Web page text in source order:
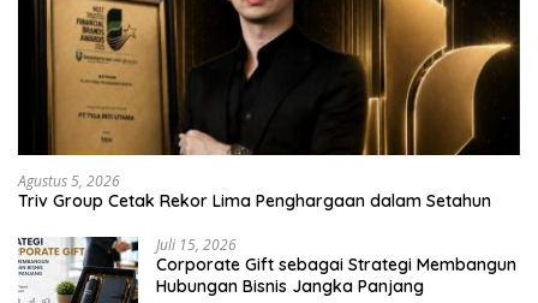
Agustus 5, 2026
Triv Group Cetak Rekor Lima Penghargaan dalam Setahun
Juli 15, 2026
Corporate Gift sebagai Strategi Membangun
Hubungan Bisnis Jangka Panjang